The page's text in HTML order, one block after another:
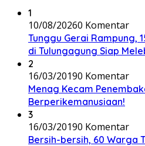
1
10/08/20260 Komentar
Tunggu Gerai Rampung,
di Tulungagung Siap
2
16/03/20190 Komentar
Menag Kecam
Berperikemanusiaan!
3
16/03/20190 Komentar
Bersih-bersih, 60 Warga